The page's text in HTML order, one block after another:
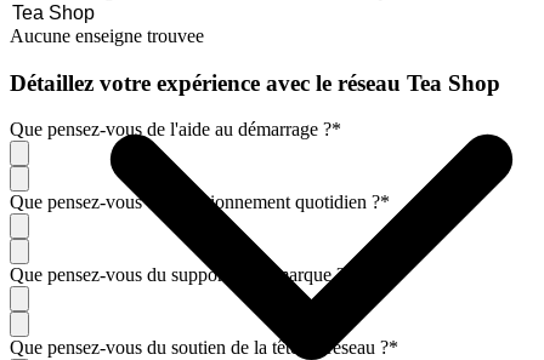
Aucune enseigne trouvee
Détaillez votre expérience avec le réseau Tea Shop
Que pensez-vous de l'aide au démarrage ?*
Que pensez-vous du fonctionnement quotidien ?*
Que pensez-vous du support de la marque ?
Que pensez-vous du soutien de la tête de réseau ?*